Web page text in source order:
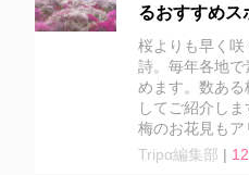
るおすすめス
桜よりも早く
詩。毎年各地
めます。数あ
してご紹介し
梅のお花見もア
Tripα編集部 |